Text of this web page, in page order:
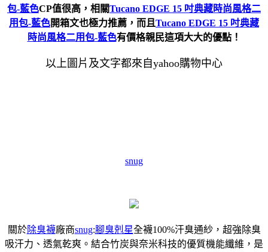
包-藍色CP值很高，相關Tucano EDGE 15 吋典藏時尚風格二
用包-藍色開箱文也極力推薦，而且 Tucano EDGE 15 吋典藏
時尚風格二用包-藍色有價格親民這項大大的優點！
以上圖片及文字都來自yahoo購物中心
snug
關於除臭襪廠商snug:腳臭剋星全襪100%汗臭通紗，超強除臭
吸汗力、透氣乾爽。結合竹炭與奈米科技的優質機能纖維，是